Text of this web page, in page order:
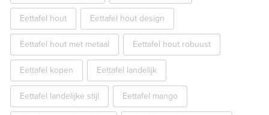
Eettafel hout Eettafel hout design
Eettafel hout met metaal Eettafel hout robuust
Eettafel kopen Eettafel landelijk
Eettafel landelijke stijl Eettafel mango